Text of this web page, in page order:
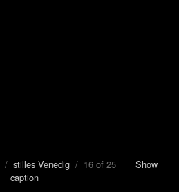
/ stilles Venedig / 16 of 25 Show
caption